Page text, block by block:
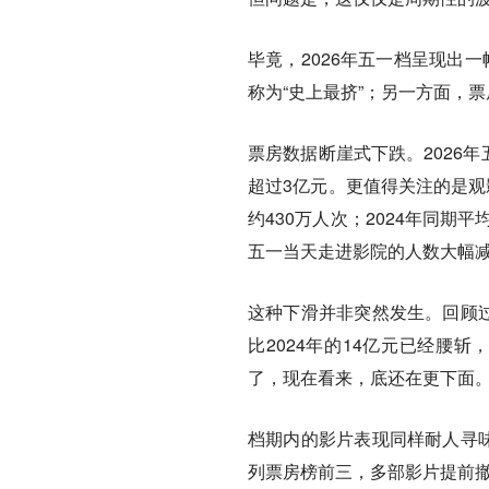
毕竟，2026年五一档呈现出
称为“史上最挤”；另一方面，
票房数据断崖式下跌。2026
超过3亿元。更值得关注的是
约430万人次；2024年同期平
五一当天走进影院的人数大幅
这种下滑并非突然发生。回顾
比2024年的14亿元已经腰斩
了，现在看来，底还在更下面
档期内的影片表现同样耐人寻
列票房榜前三，多部影片提前